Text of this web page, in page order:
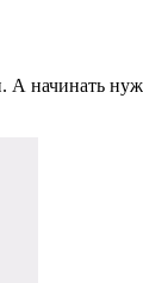
А начинать